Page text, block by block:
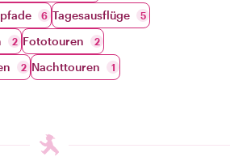
6 Tagesausflüge 5
2 Fototouren 2
2 Nachttouren 1